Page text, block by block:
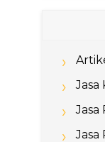
Jasa
Jasa